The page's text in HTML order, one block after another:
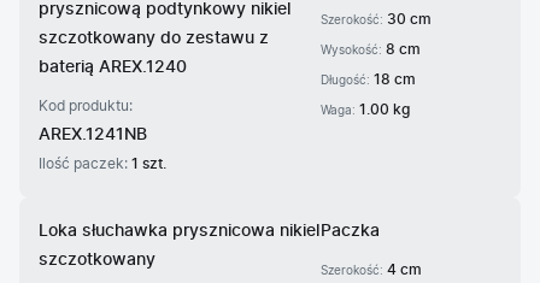
prysznicową podtynkowy nikiel
szczotkowany do zestawu z
baterią AREX.1240
Kod produktu:
AREX.1241NB
Ilość paczek: 1 szt.
Szerokość: 30 cm
Wysokość:8 cm
Długość:18 cm
Waga:1.00 kg
Loka słuchawka prysznicowa nikiel
szczotkowany
Paczka
Szerokość:4 cm